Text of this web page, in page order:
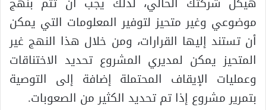
موضوعي وغير متحيز لتوفير المعلومات التي يمكن
أن تستند إليها القرارات، ومن خلال هذا النهج غير
المتحيز يمكن لمديري المشروع تحديد الاختناقات
وعمليات الإيقاف المحتملة إضافة إلى التوصية
بتمرير مشروع إذا تم تحديد الكثير من الصعوبات.